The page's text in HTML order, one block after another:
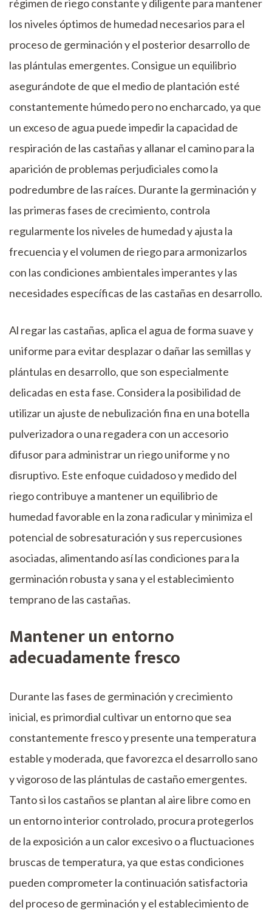
régimen de riego constante y diligente para mantener
los niveles óptimos de humedad necesarios para el
proceso de germinación y el posterior desarrollo de
las plántulas emergentes. Consigue un equilibrio
asegurándote de que el medio de plantación esté
constantemente húmedo pero no encharcado, ya que
un exceso de agua puede impedir la capacidad de
respiración de las castañas y allanar el camino para la
aparición de problemas perjudiciales como la
podredumbre de las raíces. Durante la germinación y
las primeras fases de crecimiento, controla
regularmente los niveles de humedad y ajusta la
frecuencia y el volumen de riego para armonizarlos
con las condiciones ambientales imperantes y las
necesidades específicas de las castañas en desarrollo.
Al regar las castañas, aplica el agua de forma suave y
uniforme para evitar desplazar o dañar las semillas y
plántulas en desarrollo, que son especialmente
delicadas en esta fase. Considera la posibilidad de
utilizar un ajuste de nebulización fina en una botella
pulverizadora o una regadera con un accesorio
difusor para administrar un riego uniforme y no
disruptivo. Este enfoque cuidadoso y medido del
riego contribuye a mantener un equilibrio de
humedad favorable en la zona radicular y minimiza el
potencial de sobresaturación y sus repercusiones
asociadas, alimentando así las condiciones para la
germinación robusta y sana y el establecimiento
temprano de las castañas.
Mantener un entorno
adecuadamente fresco
Durante las fases de germinación y crecimiento
inicial, es primordial cultivar un entorno que sea
constantemente fresco y presente una temperatura
estable y moderada, que favorezca el desarrollo sano
y vigoroso de las plántulas de castaño emergentes.
Tanto si los castaños se plantan al aire libre como en
un entorno interior controlado, procura protegerlos
de la exposición a un calor excesivo o a fluctuaciones
bruscas de temperatura, ya que estas condiciones
pueden comprometer la continuación satisfactoria
del proceso de germinación y el establecimiento de